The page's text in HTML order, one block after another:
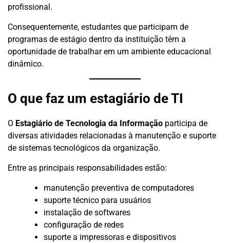
profissional.
Consequentemente, estudantes que participam de
programas de estágio dentro da instituição têm a
oportunidade de trabalhar em um ambiente educacional
dinâmico.
O que faz um estagiário de TI
O Estagiário de Tecnologia da Informação participa de
diversas atividades relacionadas à manutenção e suporte
de sistemas tecnológicos da organização.
Entre as principais responsabilidades estão:
manutenção preventiva de computadores
suporte técnico para usuários
instalação de softwares
configuração de redes
suporte a impressoras e dispositivos